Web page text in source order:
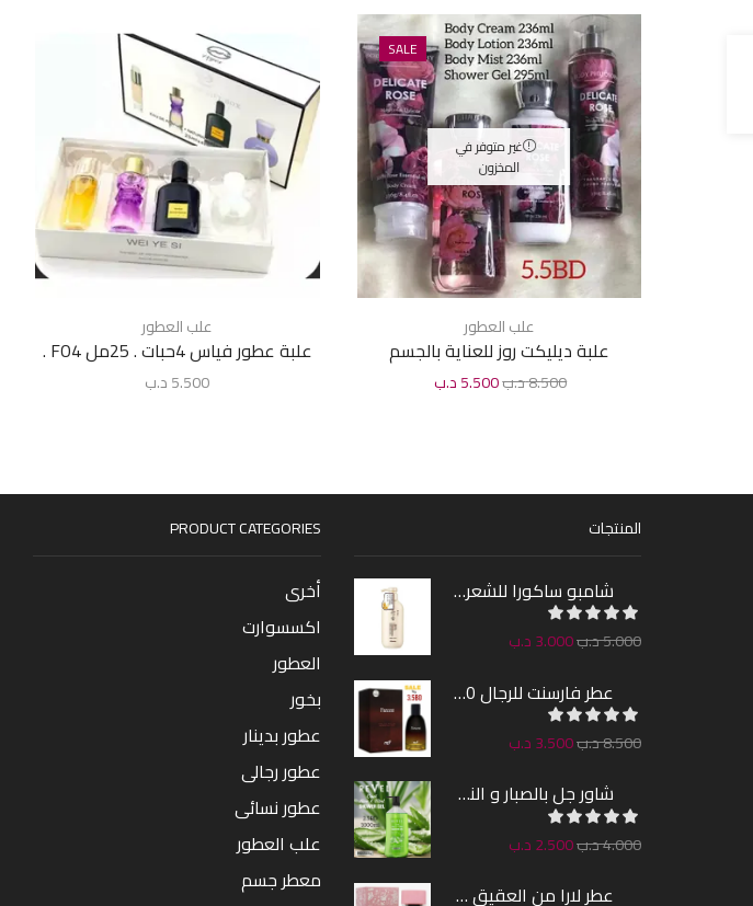
SALE
غير متوفر في
المخزون
علب العطور
علبة ديليكت روز للعناية بالجسم
8.500د.ب5.500د.ب
علب العطور
علبة عطور فياس 4حبات . 25مل FO4 .
5.500د.ب
PRODUCT CATEGORIES
أخرى
اكسسوارت
العطور
بخور
عطور بدينار
عطور رجالى
عطور نسائى
علب العطور
معطر جسم
المنتجات
شامبو ساكورا للشعر 300مل
5.000د.ب3.000د.ب
عطر فارسنت للرجال 100مل
8.500د.ب3.500د.ب
شاور جل بالصبار و النعناع من ريفيل 1000مل
4.000د.ب2.500د.ب
عطر لارا من العقيق 100مل